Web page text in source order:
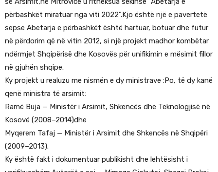
përbashkët miratuar nga viti 2022”.Kjo është një e pavertetë
sepse Abetarja e përbashkët është hartuar, botuar dhe futur
në përdorim që në vitin 2012, si një projekt madhor kombëtar
ndërmjet Shqipërisë dhe Kosovës për unifikimin e mësimit fillor
në gjuhën shqipe.
Ky projekt u realuzu me nismën e dy ministrave :Po, të dy kanë
qenë ministra të arsimit:
Ramë Buja — Ministër i Arsimit, Shkencës dhe Teknologjisë në
Kosovë (2008–2014)dhe
Myqerem Tafaj — Ministër i Arsimit dhe Shkencës në Shqipëri
(2009–2013).
Ky është fakt i dokumentuar publikisht dhe lehtësisht i